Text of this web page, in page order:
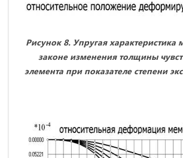
Рисунок 8. Упругая
законе изменения толщины
элемента при показателе степени